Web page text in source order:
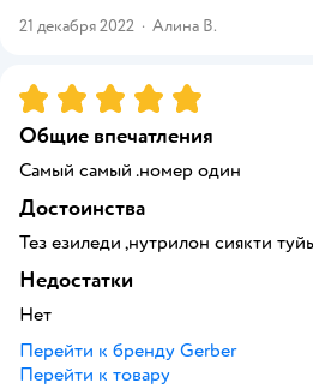
21 декабря 2022 · Алина В.
Рейтинг:5
Общие впечатления
Самый самый .номер один
Достоинства
Тез езиледи ,нутрилон сиякти
Недостатки
Нет
Перейти к бренду Gerber
Перейти к товару